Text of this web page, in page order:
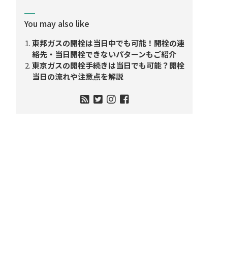
You may also like
東邦ガスの開栓は当日中でも可能！開栓の連
絡先・当日開栓できないパターンもご紹介
東京ガスの開栓手続きは当日でも可能？開栓
当日の流れや注意点を解説